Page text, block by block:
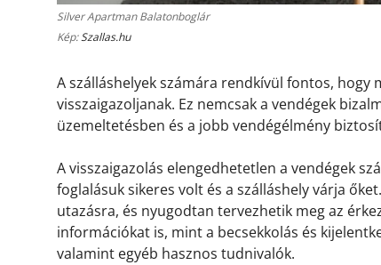
Silver Apartman Balatonboglár
Kép:Szallas.hu
A szálláshelyek számára rendkívül fontos,
visszaigazoljanak. Ez nemcsak a vendégek
üzemeltetésben és a jobb vendégélmény
A visszaigazolás elengedhetetlen a vendégek
foglalásuk sikeres volt és a szálláshely várja
utazásra, és nyugodtan tervezhetik meg az
információkat is, mint a becsekkolás és
valamint egyéb hasznos tudnivalók.